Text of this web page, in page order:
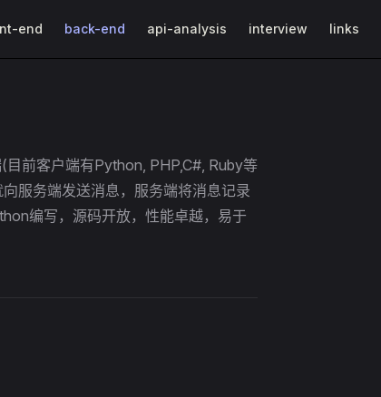
end back-end api-analysis interview links
前客户端有Python, PHP,C#, Ruby等
服务端发送消息，服务端将消息记录
编写，源码开放，性能卓越，易于